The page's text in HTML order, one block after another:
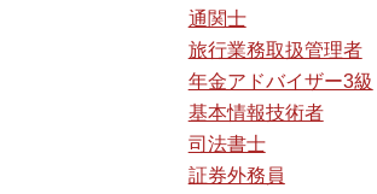
通関士
旅行業務取扱管理者
年金アドバイザー3級
基本情報技術者
司法書士
証券外務員